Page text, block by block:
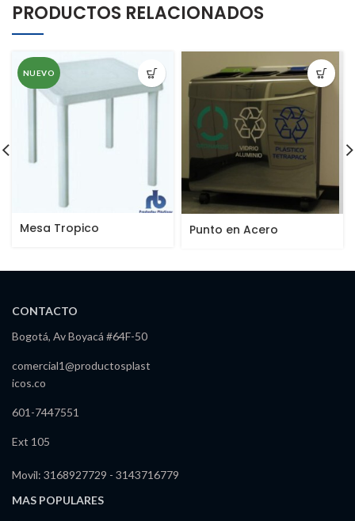
PRODUCTOS RELACIONADOS
NUEVO
Mesa Tropico
Punto en Acero
CONTACTO
Bogotá, Av Boyacá #64F-50
comercial1@productosplast
icos.co
601-7447551
Ext 105
Movil: 3168927729 - 3143716779
MAS POPULARES